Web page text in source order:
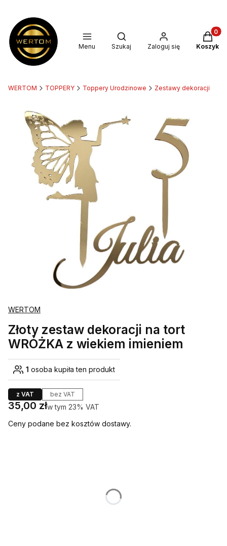
Menu
Otwórz wyszukiwarkę
Szukaj Zaloguj się Koszyk
WERTOM TOPPERY Toppery Urodzinowe Zestawy dekoracji
WERTOM
Złoty zestaw dekoracji na tort
WRÓŻKA z wiekiem imieniem
1 osoba kupiła ten produkt
z VAT bez VAT
Cena
35,00 złw tym 23% VAT
w tym 23% VAT
Ceny podane bez kosztów dostawy.
IMIĘ (w takiej formie w jakiej ma znaleźć się na ozdobie)